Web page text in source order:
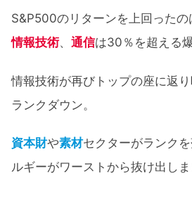
S&P500のリターンを上回ったの
情報技術、 通信は30％を超える爆
情報技術が再びトップの座に返
ランクダウン。
資本財や素材セクターがランク
ルギーがワーストから抜け出しま